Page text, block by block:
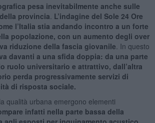
pesa inevitabilmente anche sulle
provincia L’indagine del Sole 24 Ore
l’Italia stia andando incontro a un forte
popolazione, con un aumento degli over
riduzione della fascia giovanile . In questo
davanti a una sfida doppia: da una parte
ruolo universitario e attrattivo, dall’altra
perda progressivamente servizi di
di risposta sociale.
qualità urbana emergono elementi
infatti nella parte bassa della